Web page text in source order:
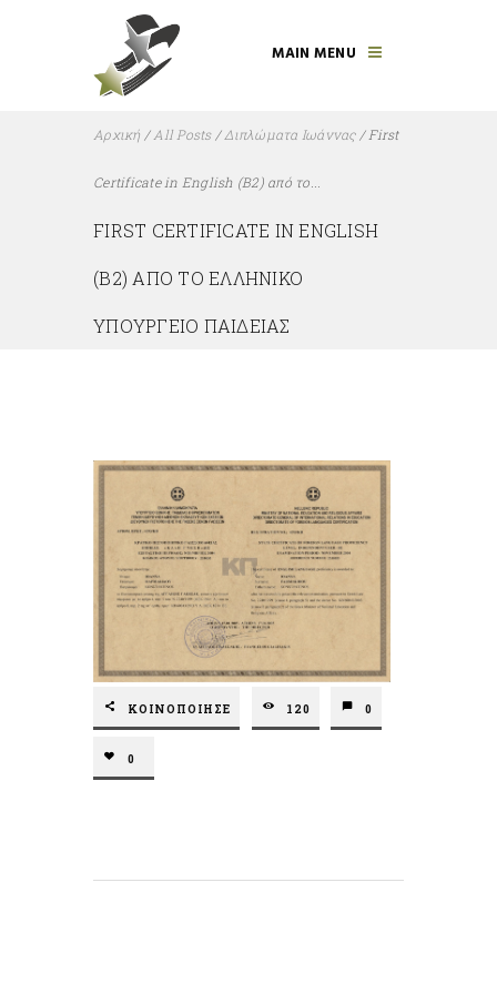
MAIN MENU
Αρχική /All Posts/Διπλώματα Ιωάννας/First
Certificate in English (B2) από το...
FIRST CERTIFICATE IN ENGLISH
(B2) ΑΠΌ ΤΟ ΕΛΛΗΝΙΚΌ
ΥΠΟΥΡΓΕΊΟ ΠΑΙΔΕΊΑΣ
ΚΟΙΝΟΠΟΙΗΣΕ 120 0
0